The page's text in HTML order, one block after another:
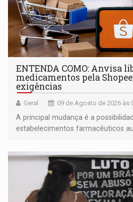
ENTENDA COMO: Anvisa
medicamentos pela
exigências
Geral 09 de Agosto de 2026 às
A principal mudança é a
estabelecimentos farmacêuticos